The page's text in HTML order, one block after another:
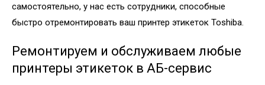
самостоятельно, у нас есть сотрудники, способные
быстро отремонтировать ваш принтер этикеток Toshiba.
Ремонтируем и обслуживаем любые
принтеры этикеток в АБ-сервис